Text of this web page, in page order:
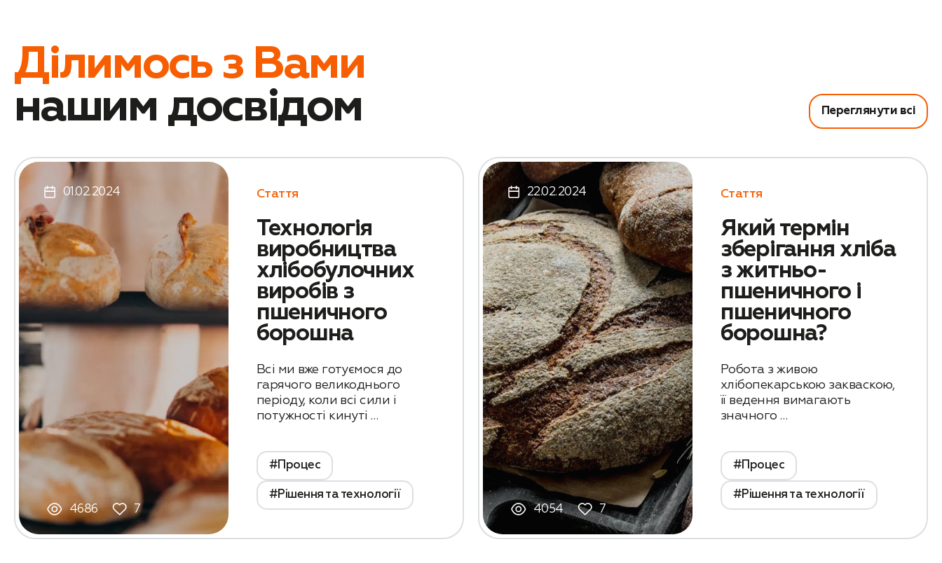
Ділимось з Вами
нашим досвідом
Переглянути всі
01.02.2024
4686 7
Стаття
Технологія
виробництва
хлібобулочних
виробів з
пшеничного
борошна
Всі ми вже готуємося до
гарячого великоднього
періоду, коли всі сили і
потужності кинуті …
#Процес
#Рішення та технології
22.02.2024
4054 7
Стаття
Який термін
зберігання хліба
з житньо-
пшеничного і
пшеничного
борошна?
Робота з живою
хлібопекарською закваскою,
її ведення вимагають
значного …
#Процес
#Рішення та технології